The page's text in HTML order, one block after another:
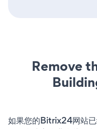
Remove
如果您的Bitrix24网站